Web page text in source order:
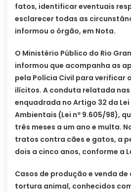
fatos, identificar eventuais
esclarecer todas as
informou o órgão, em Nota.
O Ministério Público do Rio
informou que acompanha as
pela Polícia Civil para verificar
ilícitos. A conduta relatada
enquadrada no Artigo 32 da Lei
Ambientais (Lei nº 9.605/98),
três meses a um ano e multa.
tratos contra cães e gatos, a
dois a cinco anos, conforme a
Casos de produção e venda
tortura animal, conhecidos